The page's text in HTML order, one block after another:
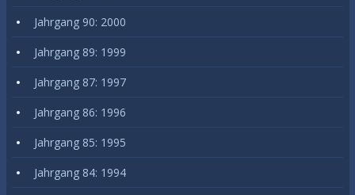
Jahrgang 90: 2000
Jahrgang 89: 1999
Jahrgang 87: 1997
Jahrgang 86: 1996
Jahrgang 85: 1995
Jahrgang 84: 1994